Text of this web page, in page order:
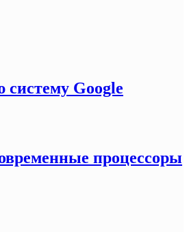
Google
процессоры